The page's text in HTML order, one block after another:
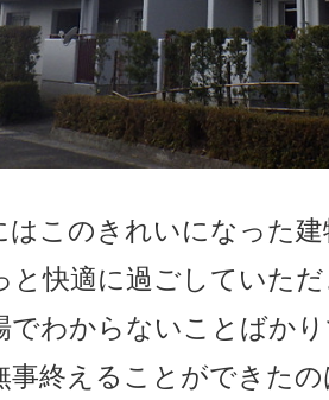
はこのきれいになった
と快適に過ごしていた
でわからないことばか
事終えることができた